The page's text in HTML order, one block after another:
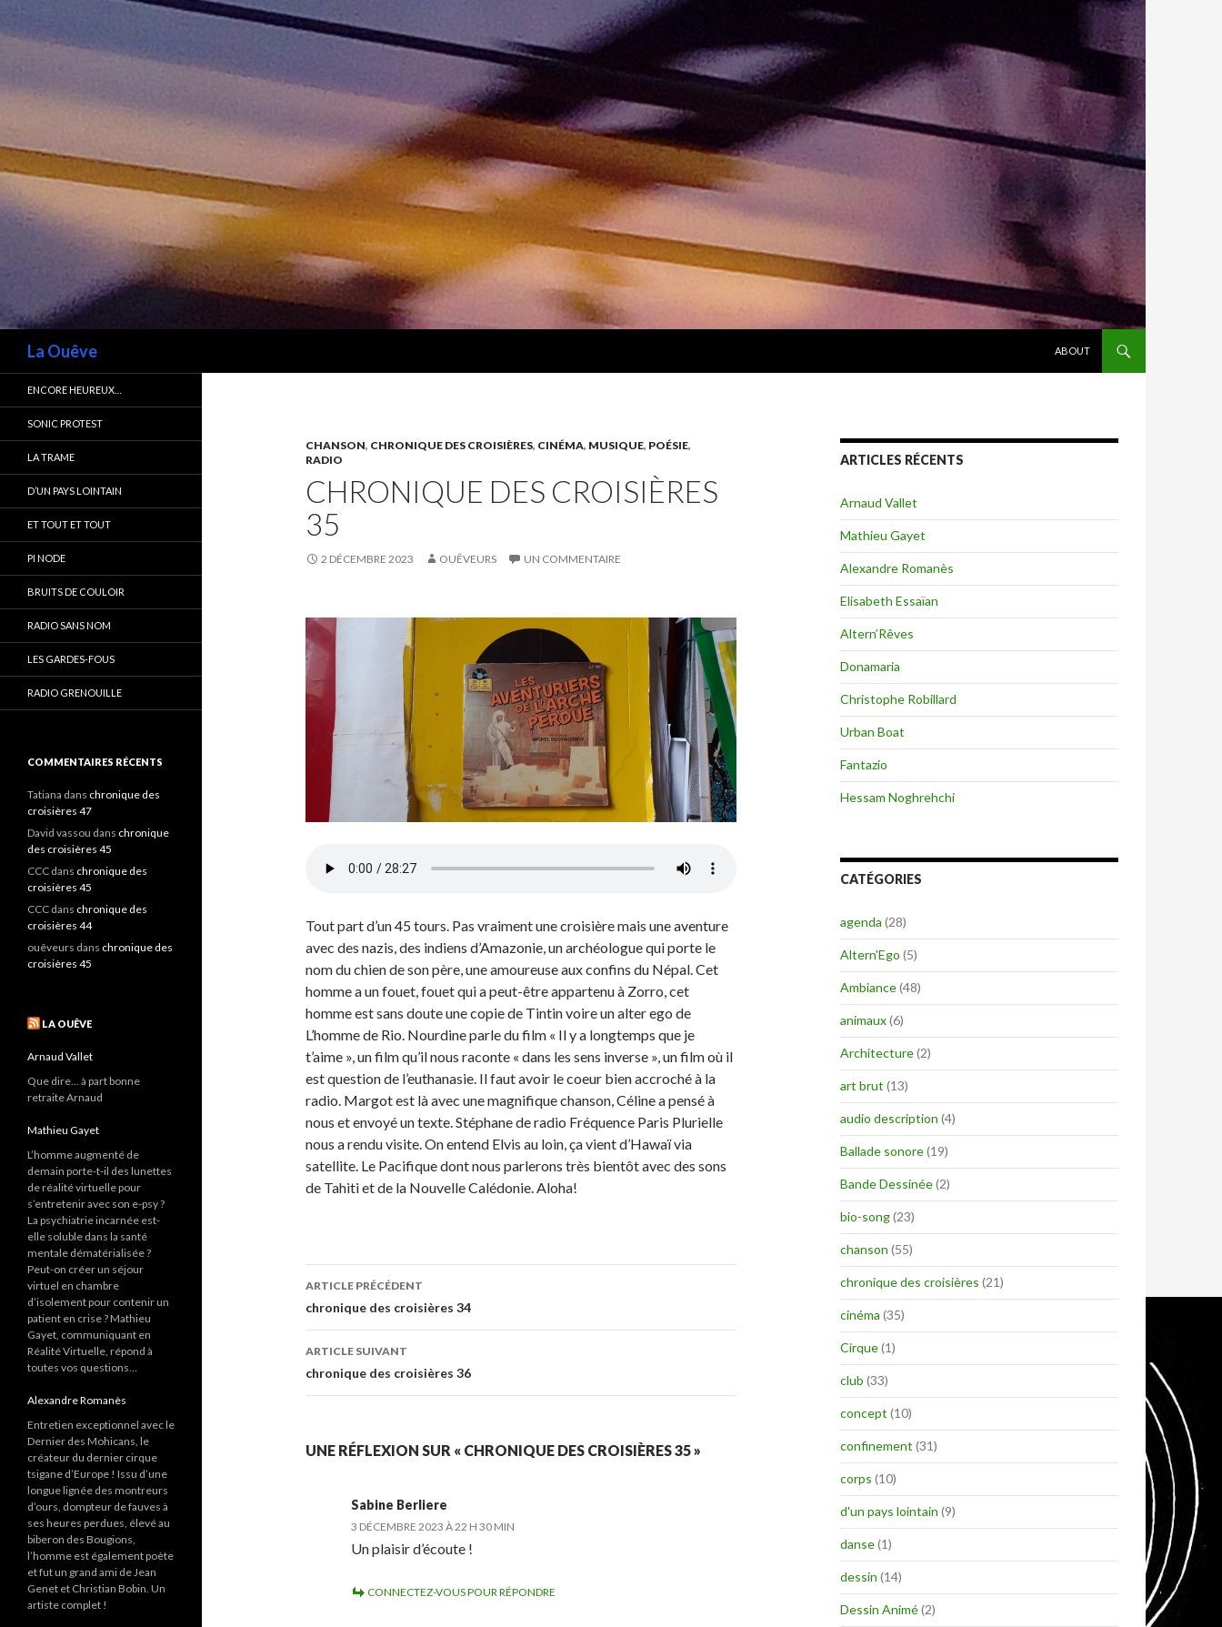
La Ouêve
ABOUT
CHANSON, CHRONIQUE DES CROISIÈRES, CINÉMA, MUSIQUE, POÉSIE,
RADIO
CHRONIQUE DES CROISIÈRES
35
2 DÉCEMBRE 2023 OUÊVEURS UN COMMENTAIRE
Tout part d’un 45 tours. Pas vraiment une croisière mais une aventure
avec des nazis, des indiens d’Amazonie, un archéologue qui porte le
nom du chien de son père, une amoureuse aux confins du Népal. Cet
homme a un fouet, fouet qui a peut-être appartenu à Zorro, cet
homme est sans doute une copie de Tintin voire un alter ego de
L’homme de Rio. Nourdine parle du film « Il y a longtemps que je
t’aime », un film qu’il nous raconte « dans les sens inverse », un film où il
est question de l’euthanasie. Il faut avoir le coeur bien accroché à la
radio. Margot est là avec une magnifique chanson, Céline a pensé à
nous et envoyé un texte. Stéphane de radio Fréquence Paris Plurielle
nous a rendu visite. On entend Elvis au loin, ça vient d’Hawaï via
satellite. Le Pacifique dont nous parlerons très bientôt avec des sons
de Tahiti et de la Nouvelle Calédonie. Aloha!
Navigation
des
articles
ARTICLE PRÉCÉDENT
chronique des croisières 34
ARTICLE SUIVANT
chronique des croisières 36
UNE RÉFLEXION SUR « CHRONIQUE DES CROISIÈRES 35 »
Sabine Berliere
3 DÉCEMBRE 2023 À 22 H 30 MIN
Un plaisir d’écoute !
CONNECTEZ-VOUS POUR RÉPONDRE
ARTICLES RÉCENTS
Arnaud Vallet
Mathieu Gayet
Alexandre Romanès
Elisabeth Essaïan
Altern’Rêves
Donamaria
Christophe Robillard
Urban Boat
Fantazio
Hessam Noghrehchi
CATÉGORIES
agenda (28)
Altern'Ego (5)
Ambiance(48)
animaux(6)
Architecture(2)
art brut (13)
audio description (4)
Ballade sonore(19)
Bande Dessinée(2)
bio-song(23)
chanson (55)
chronique des croisières (21)
cinéma (35)
Cirque(1)
club (33)
concept (10)
confinement (31)
corps (10)
d'un pays lointain (9)
danse(1)
dessin (14)
Dessin Animé(2)
ENCORE HEUREUX…
SONIC PROTEST
LA TRAME
D’UN PAYS LOINTAIN
ET TOUT ET TOUT
PI NODE
BRUITS DE COULOIR
RADIO SANS NOM
LES GARDES-FOUS
RADIO GRENOUILLE
COMMENTAIRES RÉCENTS
Tatiana dans chronique des
croisières 47
David vassou dans chronique
des croisières 45
CCC dans chronique des
croisières 45
CCC dans chronique des
croisières 44
ouêveurs dans chronique des
croisières 45
LA OUÊVE
Arnaud Vallet
Que dire… à part bonne
retraite Arnaud
Mathieu Gayet
L’homme augmenté de
demain porte-t-il des lunettes
de réalité virtuelle pour
s’entretenir avec son e-psy ?
La psychiatrie incarnée est-
elle soluble dans la santé
mentale dématérialisée ?
Peut-on créer un séjour
virtuel en chambre
d’isolement pour contenir un
patient en crise ? Mathieu
Gayet, communiquant en
Réalité Virtuelle, répond à
toutes vos questions…
Alexandre Romanès
Entretien exceptionnel avec le
Dernier des Mohicans, le
créateur du dernier cirque
tsigane d’Europe ! Issu d’une
longue lignée des montreurs
d’ours, dompteur de fauves à
ses heures perdues, élevé au
biberon des Bougions,
l’homme est également poète
et fut un grand ami de Jean
Genet et Christian Bobin. Un
artiste complet !